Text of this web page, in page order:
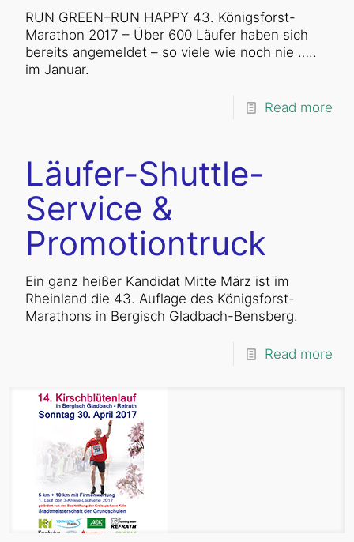
RUN GREEN–RUN HAPPY 43. Königsforst-
Marathon 2017 – Über 600 Läufer haben sich
bereits angemeldet – so viele wie noch nie …..
im Januar.
Read more
Läufer-Shuttle-
Service &
Promotiontruck
Ein ganz heißer Kandidat Mitte März ist im
Rheinland die 43. Auflage des Königsforst-
Marathons in Bergisch Gladbach-Bensberg.
Read more